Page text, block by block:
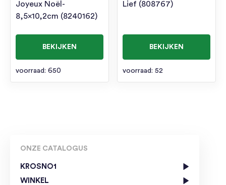
ONZE CATALOGUS
KROSNO1
WINKEL
Joyeux Noël-
8,5×10,2cm (8240162)
BEKIJKEN
voorraad: 650
Lief (808767)
BEKIJKEN
voorraad: 52